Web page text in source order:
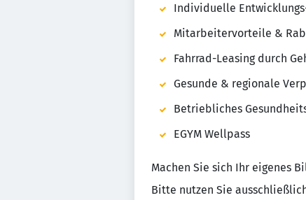
Individuelle
Mitarbeitervorteile &
Fahrrad-Leasing durch
Gesunde & regionale
Betriebliches
EGYM Wellpass
Machen Sie sich Ihr eigenes
Bitte nutzen Sie